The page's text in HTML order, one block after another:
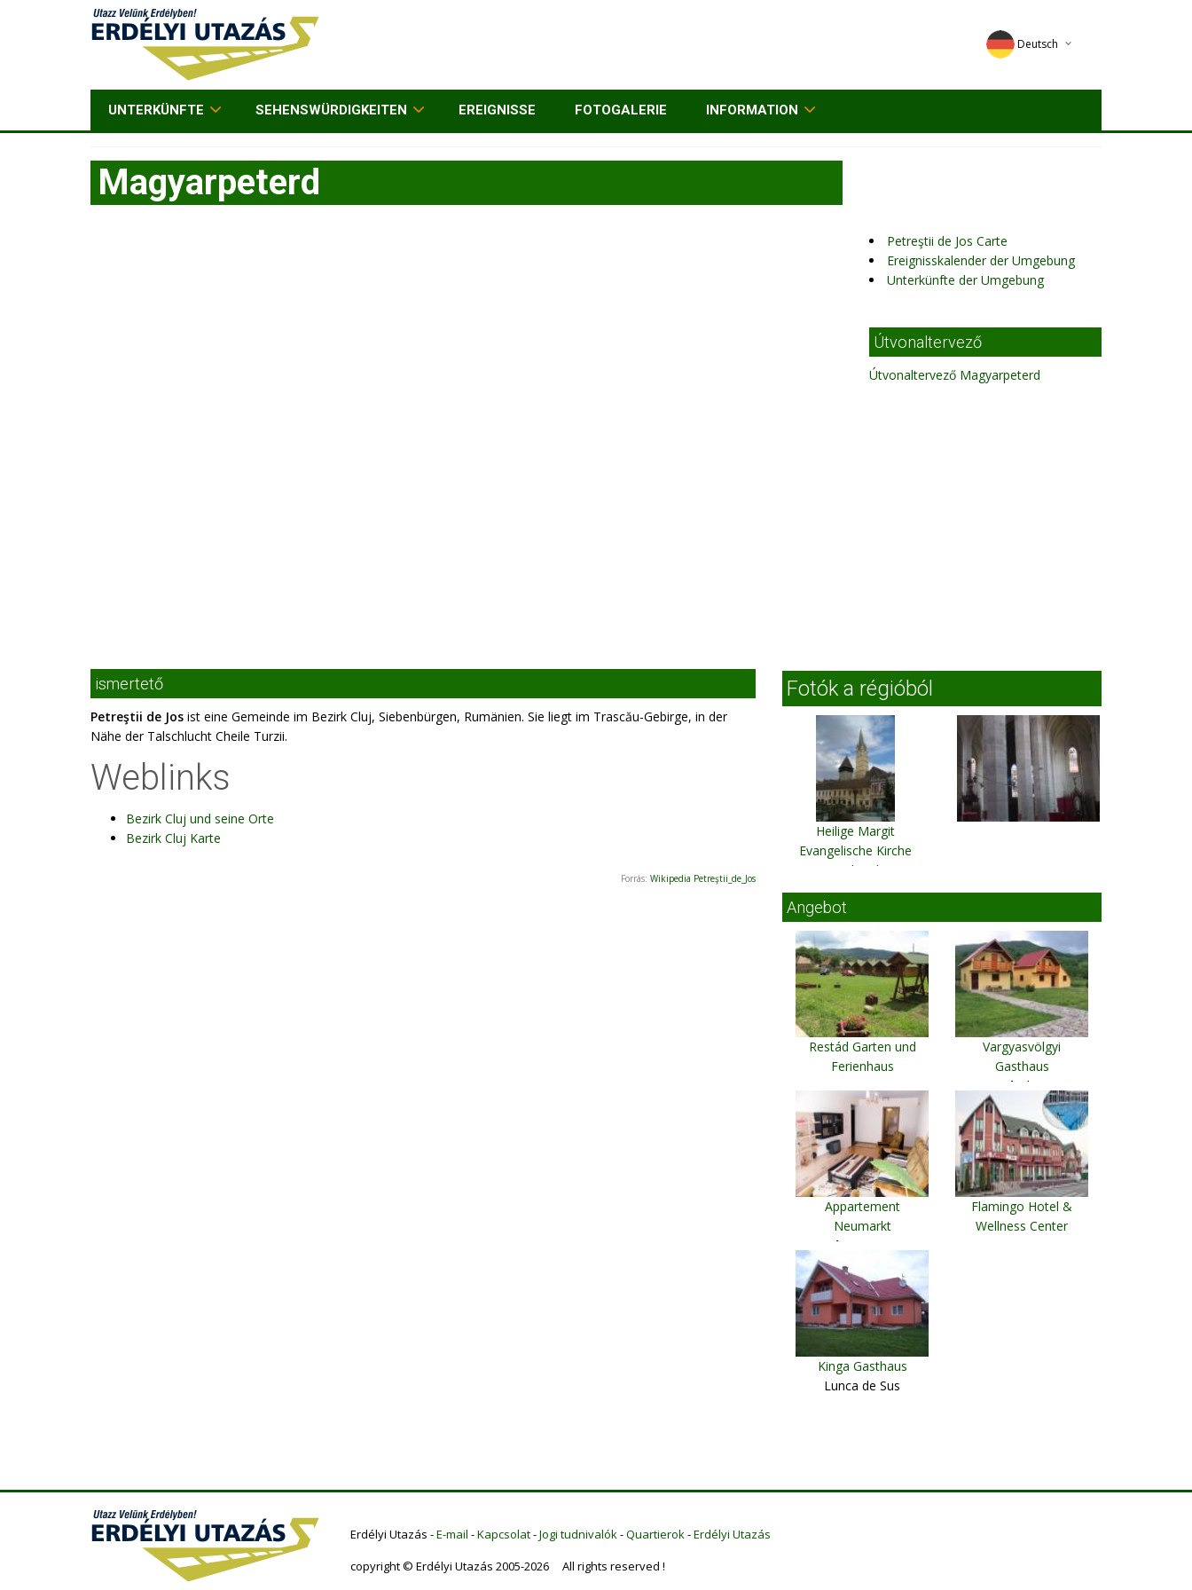
Deutsch
English
UNTERKÜNFTE SEHENSWÜRDIGKEITEN EREIGNISSE FOTOGALERIE INFORMATION
Magyarpeterd
Petreştii de Jos Carte
Ereignisskalender der Umgebung
Unterkünfte der Umgebung
Útvonaltervező
Útvonaltervező Magyarpeterd
ismertető
Petreştii de Jos ist eine Gemeinde im Bezirk Cluj, Siebenbürgen, Rumänien. Sie liegt im Trascău-Gebirge, in der
Nähe der Talschlucht Cheile Turzii.
Weblinks
Bezirk Cluj und seine Orte
Bezirk Cluj Karte
Forrás: Wikipedia Petreştii_de_Jos
Fotók a régióból
Heilige Margit
Evangelische Kirche
Mediasch
Angebot
Restád Garten und
Ferienhaus
Vargyasvölgyi
Gasthaus
Vârghiş
Appartement
Neumarkt
Târgu Mureş
Flamingo Hotel &
Wellness Center
Kinga Gasthaus
Lunca de Sus
Erdélyi Utazás -E-mail -Kapcsolat-Jogi tudnivalók-Quartierok-Erdélyi Utazás
copyright © Erdélyi Utazás 2005-2026 All rights reserved !